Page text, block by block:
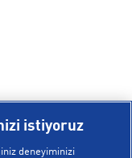
istiyoruz
deneyiminizi